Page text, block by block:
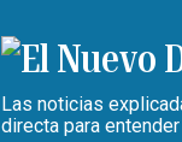
Las noticias
directa para